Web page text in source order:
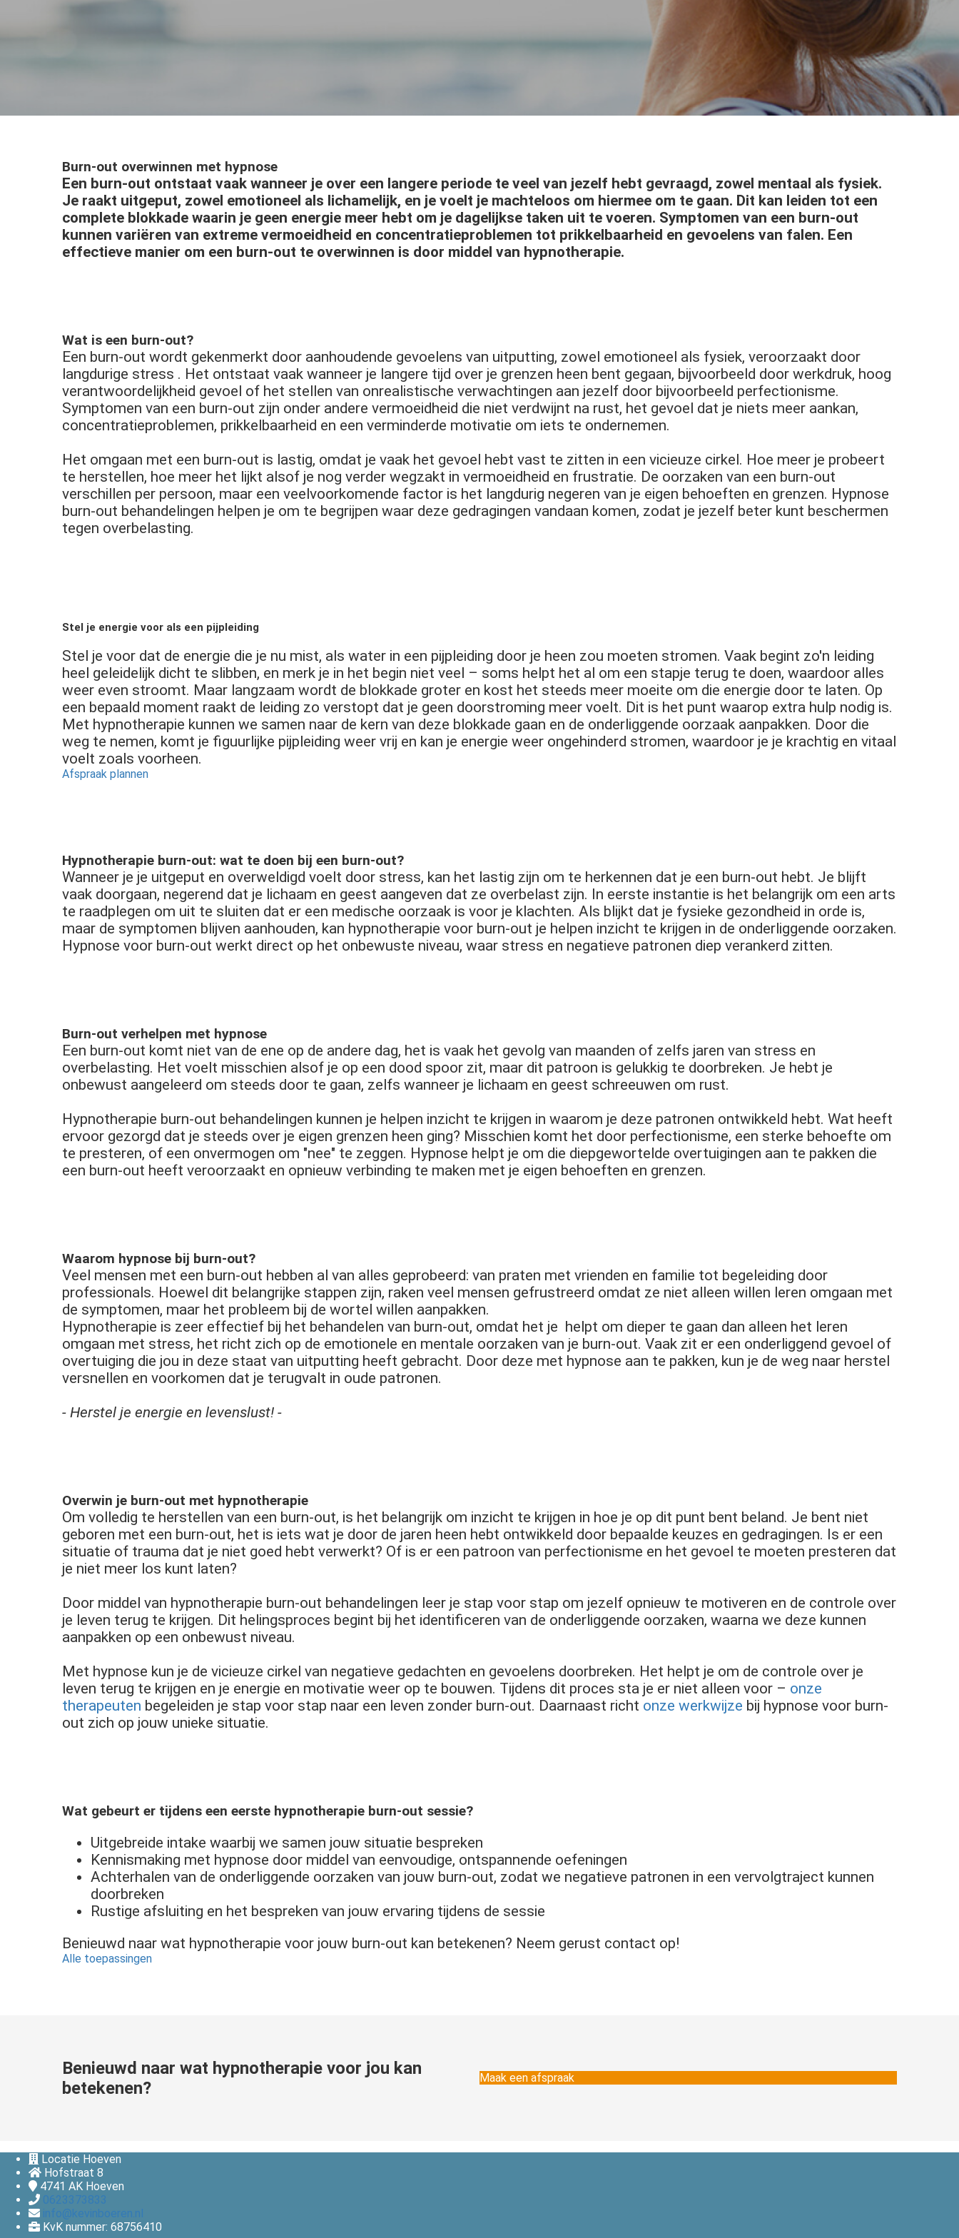
Burn-out overwinnen met hypnose
Een burn-out ontstaat vaak wanneer je over een langere periode te veel van jezelf hebt gevraagd, zowel mentaal als fysiek.
Je raakt uitgeput, zowel emotioneel als lichamelijk, en je voelt je machteloos om hiermee om te gaan. Dit kan leiden tot een
complete blokkade waarin je geen energie meer hebt om je dagelijkse taken uit te voeren. Symptomen van een burn-out
kunnen variëren van extreme vermoeidheid en concentratieproblemen tot prikkelbaarheid en gevoelens van falen. Een
effectieve manier om een burn-out te overwinnen is door middel van hypnotherapie.
Wat is een burn-out?
Een burn-out wordt gekenmerkt door aanhoudende gevoelens van uitputting, zowel emotioneel als fysiek, veroorzaakt door
langdurige stress . Het ontstaat vaak wanneer je langere tijd over je grenzen heen bent gegaan, bijvoorbeeld door werkdruk, hoog
verantwoordelijkheid gevoel of het stellen van onrealistische verwachtingen aan jezelf door bijvoorbeeld perfectionisme.
Symptomen van een burn-out zijn onder andere vermoeidheid die niet verdwijnt na rust, het gevoel dat je niets meer aankan,
concentratieproblemen, prikkelbaarheid en een verminderde motivatie om iets te ondernemen.
Het omgaan met een burn-out is lastig, omdat je vaak het gevoel hebt vast te zitten in een vicieuze cirkel. Hoe meer je probeert
te herstellen, hoe meer het lijkt alsof je nog verder wegzakt in vermoeidheid en frustratie. De oorzaken van een burn-out
verschillen per persoon, maar een veelvoorkomende factor is het langdurig negeren van je eigen behoeften en grenzen. Hypnose
burn-out behandelingen helpen je om te begrijpen waar deze gedragingen vandaan komen, zodat je jezelf beter kunt beschermen
tegen overbelasting.
Stel je energie voor als een pijpleiding
Stel je voor dat de energie die je nu mist, als water in een pijpleiding door je heen zou moeten stromen. Vaak begint zo'n leiding
heel geleidelijk dicht te slibben, en merk je in het begin niet veel – soms helpt het al om een stapje terug te doen, waardoor alles
weer even stroomt. Maar langzaam wordt de blokkade groter en kost het steeds meer moeite om die energie door te laten. Op
een bepaald moment raakt de leiding zo verstopt dat je geen doorstroming meer voelt. Dit is het punt waarop extra hulp nodig is.
Met hypnotherapie kunnen we samen naar de kern van deze blokkade gaan en de onderliggende oorzaak aanpakken. Door die
weg te nemen, komt je figuurlijke pijpleiding weer vrij en kan je energie weer ongehinderd stromen, waardoor je je krachtig en vitaal
voelt zoals voorheen.
Afspraak plannen
Hypnotherapie burn-out: wat te doen bij een burn-out?
Wanneer je je uitgeput en overweldigd voelt door stress, kan het lastig zijn om te herkennen dat je een burn-out hebt. Je blijft
vaak doorgaan, negerend dat je lichaam en geest aangeven dat ze overbelast zijn. In eerste instantie is het belangrijk om een arts
te raadplegen om uit te sluiten dat er een medische oorzaak is voor je klachten. Als blijkt dat je fysieke gezondheid in orde is,
maar de symptomen blijven aanhouden, kan hypnotherapie voor burn-out je helpen inzicht te krijgen in de onderliggende oorzaken.
Hypnose voor burn-out werkt direct op het onbewuste niveau, waar stress en negatieve patronen diep verankerd zitten.
Burn-out verhelpen met hypnose
Een burn-out komt niet van de ene op de andere dag, het is vaak het gevolg van maanden of zelfs jaren van stress en
overbelasting. Het voelt misschien alsof je op een dood spoor zit, maar dit patroon is gelukkig te doorbreken. Je hebt je
onbewust aangeleerd om steeds door te gaan, zelfs wanneer je lichaam en geest schreeuwen om rust.
Hypnotherapie burn-out behandelingen kunnen je helpen inzicht te krijgen in waarom je deze patronen ontwikkeld hebt. Wat heeft
ervoor gezorgd dat je steeds over je eigen grenzen heen ging? Misschien komt het door perfectionisme, een sterke behoefte om
te presteren, of een onvermogen om "nee" te zeggen. Hypnose helpt je om die diepgewortelde overtuigingen aan te pakken die
een burn-out heeft veroorzaakt en opnieuw verbinding te maken met je eigen behoeften en grenzen.
Waarom hypnose bij burn-out?
Veel mensen met een burn-out hebben al van alles geprobeerd: van praten met vrienden en familie tot begeleiding door
professionals. Hoewel dit belangrijke stappen zijn, raken veel mensen gefrustreerd omdat ze niet alleen willen leren omgaan met
de symptomen, maar het probleem bij de wortel willen aanpakken.
Hypnotherapie is zeer effectief bij het behandelen van burn-out, omdat het je helpt om dieper te gaan dan alleen het leren
omgaan met stress, het richt zich op de emotionele en mentale oorzaken van je burn-out. Vaak zit er een onderliggend gevoel of
overtuiging die jou in deze staat van uitputting heeft gebracht. Door deze met hypnose aan te pakken, kun je de weg naar herstel
versnellen en voorkomen dat je terugvalt in oude patronen.
- Herstel je energie en levenslust! -
Overwin je burn-out met hypnotherapie
Om volledig te herstellen van een burn-out, is het belangrijk om inzicht te krijgen in hoe je op dit punt bent beland. Je bent niet
geboren met een burn-out, het is iets wat je door de jaren heen hebt ontwikkeld door bepaalde keuzes en gedragingen. Is er een
situatie of trauma dat je niet goed hebt verwerkt? Of is er een patroon van perfectionisme en het gevoel te moeten presteren dat
je niet meer los kunt laten?
Door middel van hypnotherapie burn-out behandelingen leer je stap voor stap om jezelf opnieuw te motiveren en de controle over
je leven terug te krijgen. Dit helingsproces begint bij het identificeren van de onderliggende oorzaken, waarna we deze kunnen
aanpakken op een onbewust niveau.
Met hypnose kun je de vicieuze cirkel van negatieve gedachten en gevoelens doorbreken. Het helpt je om de controle over je
leven terug te krijgen en je energie en motivatie weer op te bouwen. Tijdens dit proces sta je er niet alleen voor – onze
therapeuten begeleiden je stap voor stap naar een leven zonder burn-out. Daarnaast richt onze werkwijze bij hypnose voor burn-
out zich op jouw unieke situatie.
Wat gebeurt er tijdens een eerste hypnotherapie burn-out sessie?
Uitgebreide intake waarbij we samen jouw situatie bespreken
Kennismaking met hypnose door middel van eenvoudige, ontspannende oefeningen
Achterhalen van de onderliggende oorzaken van jouw burn-out, zodat we negatieve patronen in een vervolgtraject kunnen
doorbreken
Rustige afsluiting en het bespreken van jouw ervaring tijdens de sessie
Benieuwd naar wat hypnotherapie voor jouw burn-out kan betekenen? Neem gerust contact op!
Alle toepassingen
Benieuwd naar wat hypnotherapie voor jou kan
betekenen?
Maak een afspraak
Locatie Hoeven
Hofstraat 8
4741 AK Hoeven
0623373833
info@kevinboeren.nl
KvK nummer: 68756410